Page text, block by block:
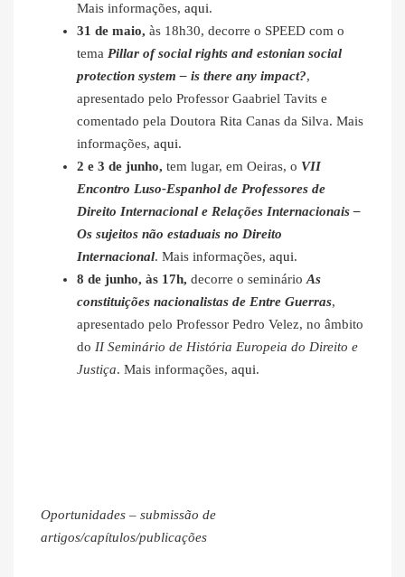
Mais informações, aqui.
31 de maio, às 18h30, decorre o SPEED com o
tema Pillar of social rights and estonian social
protection system – is there any impact?,
apresentado pelo Professor Gaabriel Tavits e
comentado pela Doutora Rita Canas da Silva. Mais
informações, aqui.
2 e 3 de junho, tem lugar, em Oeiras, o VII
Encontro Luso-Espanhol de Professores de
Direito Internacional e Relações Internacionais –
Os sujeitos não estaduais no Direito
Internacional. Mais informações, aqui.
8 de junho, às 17h, decorre o seminárioAs
constituições nacionalistas de Entre Guerras,
apresentado pelo Professor Pedro Velez, no âmbito
do II Seminário de História Europeia do Direito e
Justiça. Mais informações, aqui.
Oportunidades – submissão de
artigos/capítulos/publicações